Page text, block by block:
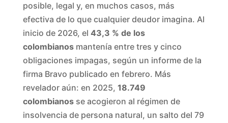
posible, legal y, en muchos casos, más
efectiva de lo que cualquier deudor imagina. Al
inicio de 2026, el 43,3 % de los
colombianosmantenía entre tres y cinco
obligaciones impagas, según un informe de la
firma Bravo publicado en febrero. Más
revelador aún: en 2025, 18.749
colombianosse acogieron al régimen de
insolvencia de persona natural, un salto del 79